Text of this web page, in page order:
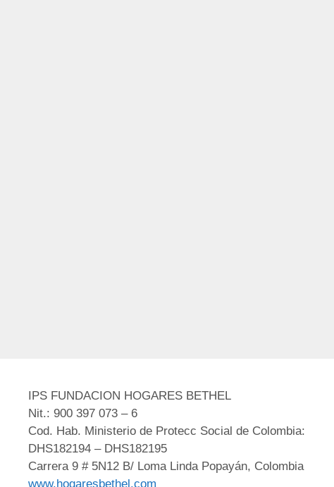
IPS FUNDACION HOGARES BETHEL
Nit.: 900 397 073 – 6
Cod. Hab. Ministerio de Protecc Social de Colombia:
DHS182194 – DHS182195
Carrera 9 # 5N12 B/ Loma Linda Popayán, Colombia
www.hogaresbethel.com